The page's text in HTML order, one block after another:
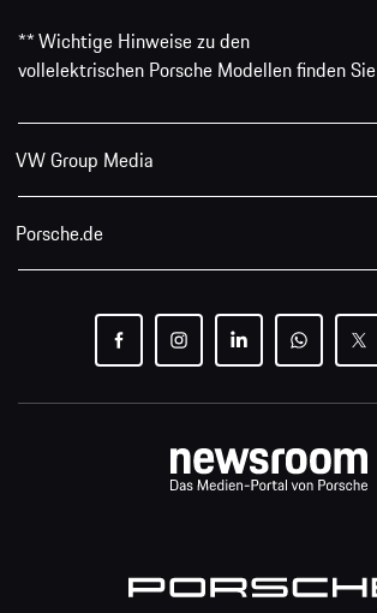
** Wichtige Hinweise zu den
vollelektrischen Porsche Modellen finden Sie
VW Group Media
Porsche.de